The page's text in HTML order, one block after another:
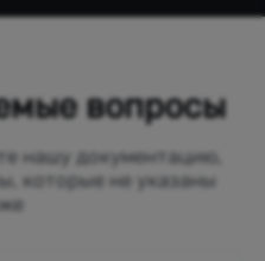
вопросы
нашу документацию,
которые не указаны